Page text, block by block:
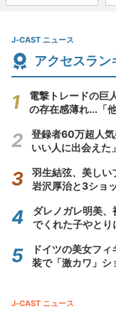
J-CAST ニュース
アクセスラン
電撃トレードの巨
の存在感薄れ...「
登録者60万超人
いい人に出会えた
羽生結弦、美しい
岩沢厚治と3ショ
ダレノガレ明美
でくれた子やとり
ドイツの美女フ
装で「激カワ」
J-CAST ニュース